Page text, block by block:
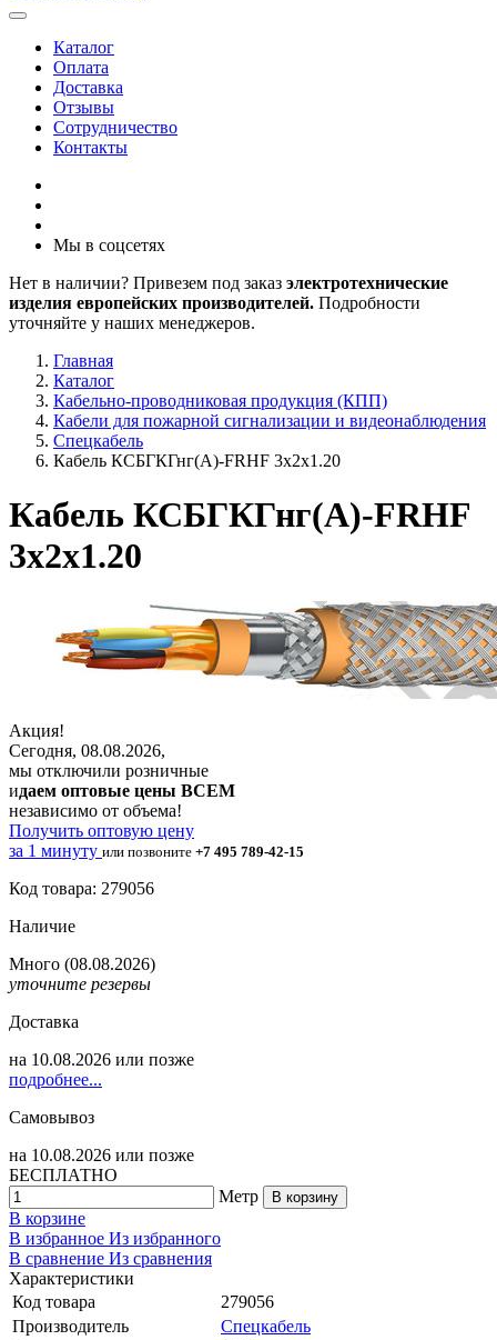
Каталог
Оплата
Доставка
Отзывы
Сотрудничество
Контакты
Мы в соцсетях
Нет в наличии? Привезем под заказ электротехнические
изделия европейских производителей. Подробности
уточняйте у наших менеджеров.
Главная
Каталог
Кабельно-проводниковая продукция (КПП)
Кабели для пожарной сигнализации и видеонаблюдения
Спецкабель
Кабель КСБГКГнг(А)-FRHF 3х2х1.20
Кабель КСБГКГнг(А)-FRHF
3х2х1.20
Акция!
Сегодня, 08.08.2026,
мы отключили розничные
идаем оптовые цены ВСЕМ
независимо от объема!
Получить оптовую цену
за 1 минуту или позвоните +7 495 789-42-15
Код товара: 279056
Наличие
Много (08.08.2026)
уточните резервы
Доставка
на 10.08.2026 или позже
подробнее...
Самовывоз
на 10.08.2026 или позже
БЕСПЛАТНО
Метр
В корзину
В корзине
В избранное Из избранного
В сравнение Из сравнения
Характеристики
Код товара
279056
Производитель
Спецкабель